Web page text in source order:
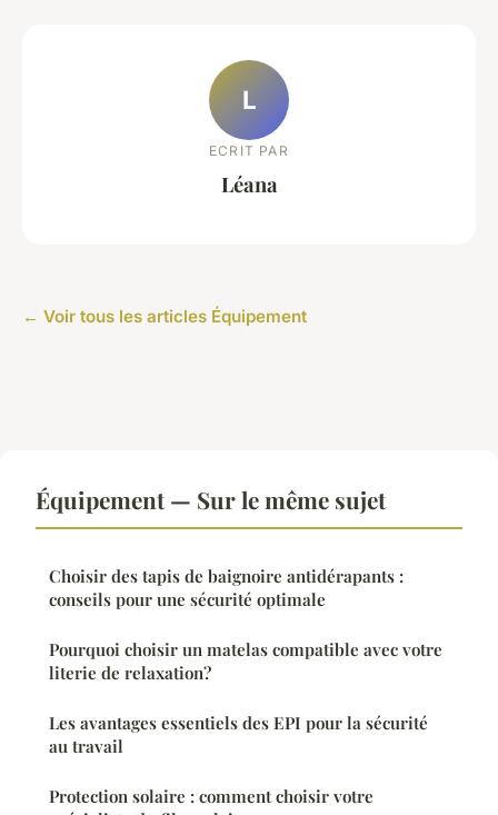
L
ECRIT PAR
Léana
← Voir tous les articles Équipement
Équipement — Sur le même sujet
Choisir des tapis de baignoire antidérapants :
conseils pour une sécurité optimale
Pourquoi choisir un matelas compatible avec votre
literie de relaxation?
Les avantages essentiels des EPI pour la sécurité
au travail
Protection solaire : comment choisir votre